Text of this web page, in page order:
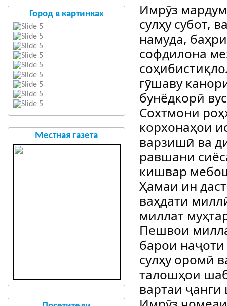
Город в картинках
Местная газета
Имрӯз
сулҳу субот,
намуда,
софдилона
гӯшаву
бунёдкорӣ
Сохтмони
корхонаҳои
варзишӣ ва
равшани
кишвар
Ҳамаи ин
ваҳдати
миллат
Пешвои
барои
сулҳу оромӣ
талошҳои
вартаи